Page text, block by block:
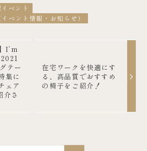
ベント
ント情報・お知らせ）
I’m
テー
集に
ェア
さ
在宅ワークを快適にす
る、高品質でおすすめ
の椅子をご紹介！